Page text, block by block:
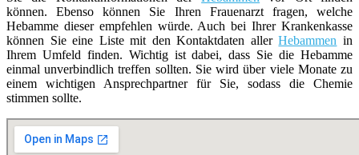
können. Ebenso können Sie Ihren Frauenarzt fragen, welche
Hebamme dieser empfehlen würde. Auch bei Ihrer Krankenkasse
können Sie eine Liste mit den Kontaktdaten allerHebammen in
Ihrem Umfeld finden. Wichtig ist dabei, dass Sie die Hebamme
einmal unverbindlich treffen sollten. Sie wird über viele Monate zu
einem wichtigen Ansprechpartner für Sie, sodass die Chemie
stimmen sollte.